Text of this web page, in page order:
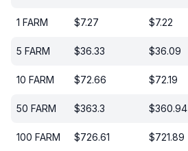
1 FARM $7.27 $7.22
5 FARM $36.33 $36.09
10 FARM $72.66 $72.19
50 FARM $363.3 $360.94
100 FARM $726.61 $721.89